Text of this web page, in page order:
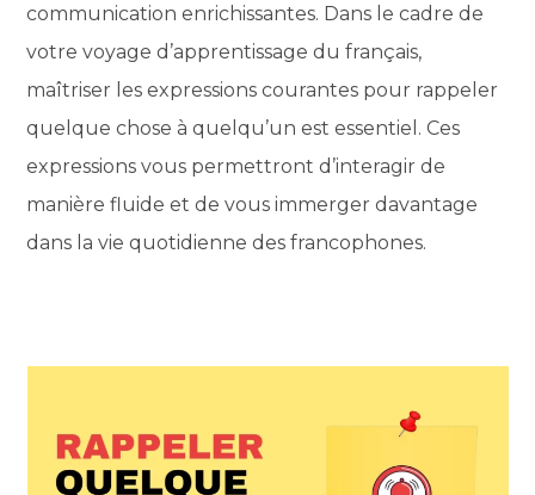
communication enrichissantes. Dans le cadre de
votre voyage d’apprentissage du français,
maîtriser les expressions courantes pour rappeler
quelque chose à quelqu’un est essentiel. Ces
expressions vous permettront d’interagir de
manière fluide et de vous immerger davantage
dans la vie quotidienne des francophones.